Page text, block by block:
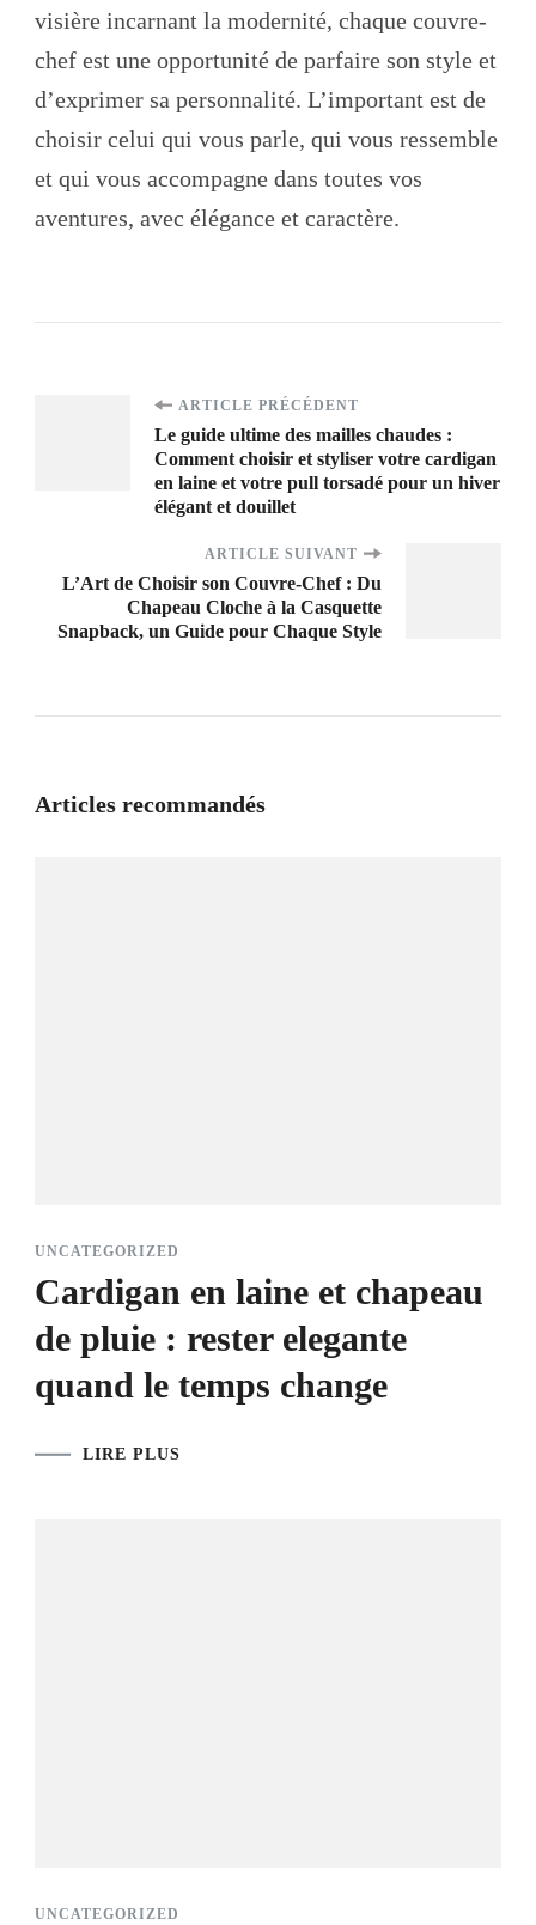
visière incarnant la modernité, chaque couvre-
chef est une opportunité de parfaire son style et
d’exprimer sa personnalité. L’important est de
choisir celui qui vous parle, qui vous ressemble
et qui vous accompagne dans toutes vos
aventures, avec élégance et caractère.
Navigation
d'article
ARTICLE PRÉCÉDENT
Le guide ultime des mailles chaudes :
Comment choisir et styliser votre cardigan
en laine et votre pull torsadé pour un hiver
élégant et douillet
ARTICLE SUIVANT
L’Art de Choisir son Couvre-Chef : Du
Chapeau Cloche à la Casquette
Snapback, un Guide pour Chaque Style
Articles recommandés
UNCATEGORIZED
Cardigan en laine et chapeau
de pluie : rester elegante
quand le temps change
LIRE PLUS
UNCATEGORIZED